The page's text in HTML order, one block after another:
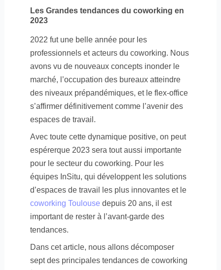
Les Grandes tendances du coworking en
2023
2022 fut une belle année pour les
professionnels et acteurs du coworking. Nous
avons vu de nouveaux concepts inonder le
marché, l’occupation des bureaux atteindre
des niveaux prépandémiques, et le flex-office
s’affirmer définitivement comme l’avenir des
espaces de travail.
Avec toute cette dynamique positive, on peut
espérerque 2023 sera tout aussi importante
pour le secteur du coworking. Pour les
équipes InSitu, qui développent les solutions
d’espaces de travail les plus innovantes et le
coworking Toulouse depuis 20 ans, il est
important de rester à l’avant-garde des
tendances.
Dans cet article, nous allons décomposer
sept des principales tendances de coworking